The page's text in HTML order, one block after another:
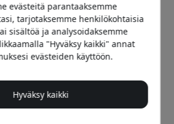
Suositeltava hinta
EUR
evästeitä parantaaksemme
tarjotaksemme henkilökohtaisia
sisältöä ja analysoidaksemme
"Hyväksy kaikki" annat
evästeiden käyttöön.
Hyväksy kaikki